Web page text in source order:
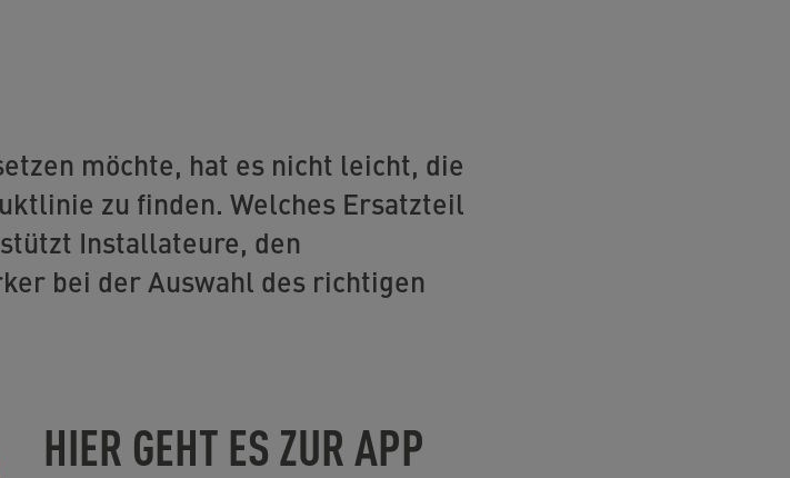
möchte, hat es nicht leicht, die
zu finden. Welches Ersatzteil
Installateure, den
bei der Auswahl des richtigen
HIER GEHT ES ZUR APP